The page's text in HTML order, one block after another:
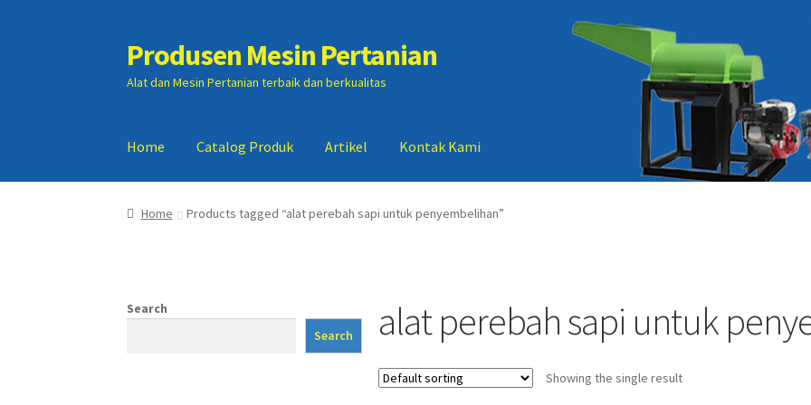
Skip
to
navigation
Skip
to
content
Produsen Mesin Pertanian
Alat dan Mesin Pertanian terbaik dan berkualitas
Home Catalog Produk Artikel Kontak Kami
Home Artikel Cart Checkout Kontak Kami My account Sample Page
Home Products tagged “alat perebah sapi untuk penyembelihan”
alat perebah sapi untuk
Showing the single result
Search
Search